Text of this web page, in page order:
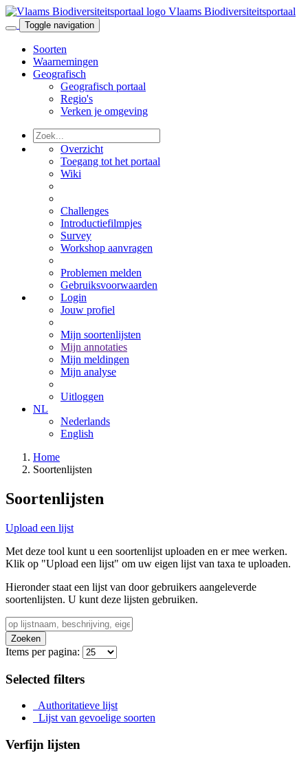
Vlaams Biodiversiteitsportaal
Toggle navigation
Soorten
Waarnemingen
Geografisch
Geografisch portaal
Regio's
Verken je omgeving
Overzicht
Toegang tot het portaal
Wiki
Challenges
Introductiefilmpjes
Survey
Workshop aanvragen
Problemen melden
Gebruiksvoorwaarden
Login
Jouw profiel
Mijn soortenlijsten
Mijn annotaties
Mijn meldingen
Mijn analyse
Uitloggen
NL
Nederlands
English
Home
Soortenlijsten
Soortenlijsten
Upload een lijst
Met deze tool kunt u een soortenlijst uploaden en er mee werken.
Klik op "Upload een lijst" om uw eigen lijst van taxa te uploaden.
Hieronder staat een lijst van door gebruikers aangeleverde
soortenlijsten. U kunt deze lijsten gebruiken.
Zoeken
Items per pagina:
Selected filters
Authoritatieve lijst
Lijst van gevoelige soorten
Verfijn lijsten